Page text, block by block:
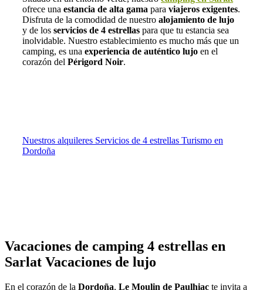
ofrece una estancia de alta gama para viajeros exigentes.
Disfruta de la comodidad de nuestro alojamiento de lujo
y de los servicios de 4 estrellas para que tu estancia sea
inolvidable. Nuestro establecimiento es mucho más que un
camping, es una experiencia de auténtico lujo en el
corazón del Périgord Noir.
Nuestros alquileres Servicios de 4 estrellas Turismo en
Dordoña
Vacaciones de camping 4 estrellas en
Sarlat Vacaciones de lujo
En el corazón de la Dordoña, Le Moulin de Paulhiac te invita a